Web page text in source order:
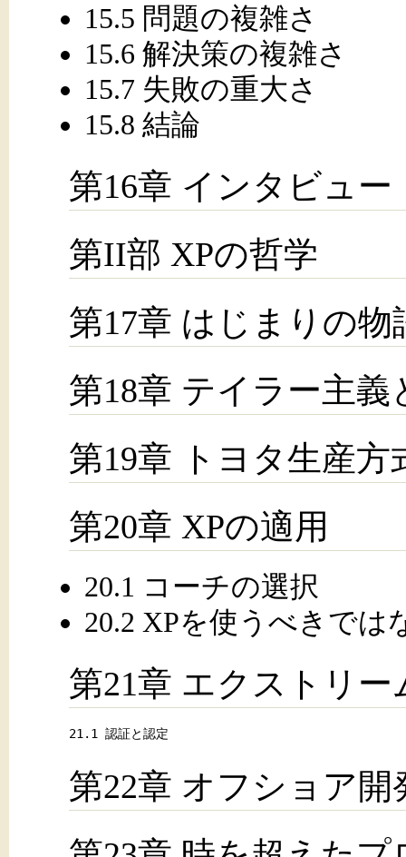
15.5 問題の複雑さ
15.6 解決策の複雑さ
15.7 失敗の重大さ
15.8 結論
第16章 インタビュー
第II部 XPの哲学
第17章 はじまりの物
第18章 テイラー主
第19章 トヨタ生産方
第20章 XPの適用
20.1 コーチの選択
20.2 XPを使うべきでは
第21章 エクストリー
21.1 認証と認定
第22章 オフショア開